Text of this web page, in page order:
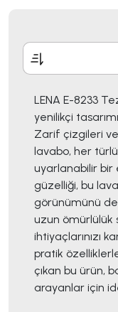
LENA E-8233
yenilikçi
Zarif çizgileri
lavabo, her
uyarlanabilir bir
güzelliği, bu
görünümünü
uzun ömürlülük
ihtiyaçlarınızı
pratik
çıkan bu ürün,
arayanlar için